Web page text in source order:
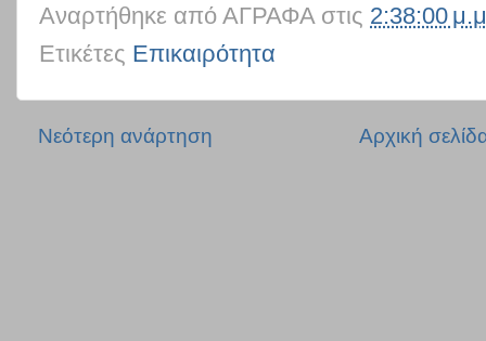
Αναρτήθηκε από ΑΓΡΑΦΑ στις 2:38:00
Ετικέτες Επικαιρότητα
Νεότερη ανάρτηση Αρχική